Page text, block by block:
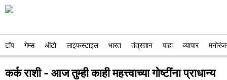
टॉप गेम्स ऑटो लाइफस्टाइल भारत तंत्रज्ञान पाहा व्यापार
कर्क राशी - आज तुम्ही काही महत्त्वाच्या गोष्टींना प्राधान्य